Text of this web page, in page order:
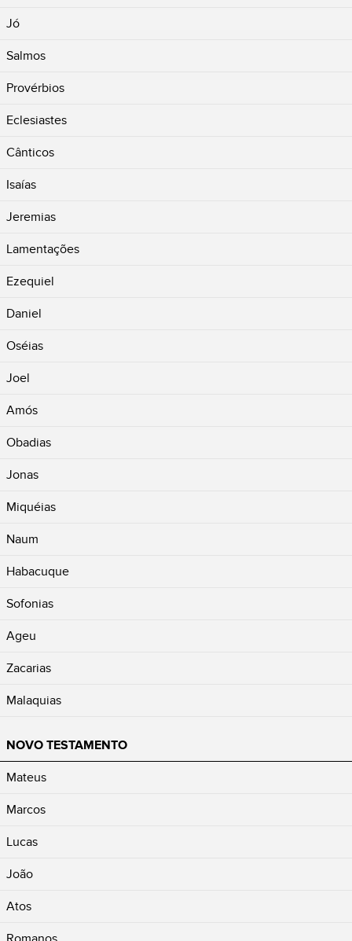
Jó
Salmos
Provérbios
Eclesiastes
Cânticos
Isaías
Jeremias
Lamentações
Ezequiel
Daniel
Oséias
Joel
Amós
Obadias
Jonas
Miquéias
Naum
Habacuque
Sofonias
Ageu
Zacarias
Malaquias
NOVO TESTAMENTO
Mateus
Marcos
Lucas
João
Atos